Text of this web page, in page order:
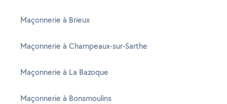
Maçonnerie à Brieux
Maçonnerie à Champeaux-sur-Sarthe
Maçonnerie à La Bazoque
Maçonnerie à Bonsmoulins